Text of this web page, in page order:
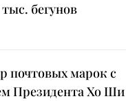
бегунов
почтовых марок с
Президента Хо Ши